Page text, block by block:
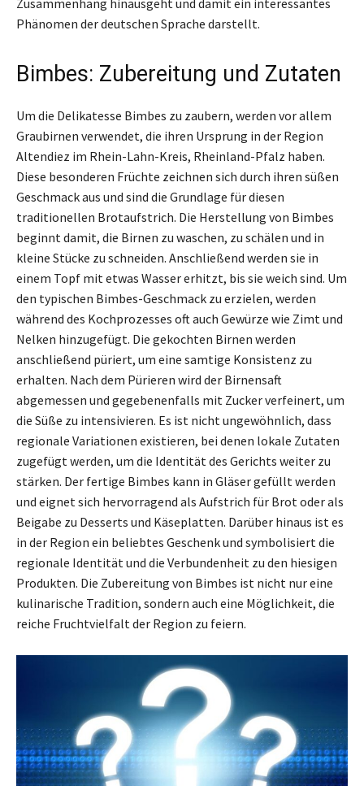
Phänomen der deutschen Sprache darstellt.
Bimbes: Zubereitung und Zutaten
Um die Delikatesse Bimbes zu zaubern, werden vor allem
Graubirnen verwendet, die ihren Ursprung in der Region
Altendiez im Rhein-Lahn-Kreis, Rheinland-Pfalz haben.
Diese besonderen Früchte zeichnen sich durch ihren süßen
Geschmack aus und sind die Grundlage für diesen
traditionellen Brotaufstrich. Die Herstellung von Bimbes
beginnt damit, die Birnen zu waschen, zu schälen und in
kleine Stücke zu schneiden. Anschließend werden sie in
einem Topf mit etwas Wasser erhitzt, bis sie weich sind. Um
den typischen Bimbes-Geschmack zu erzielen, werden
während des Kochprozesses oft auch Gewürze wie Zimt und
Nelken hinzugefügt. Die gekochten Birnen werden
anschließend püriert, um eine samtige Konsistenz zu
erhalten. Nach dem Pürieren wird der Birnensaft
abgemessen und gegebenenfalls mit Zucker verfeinert, um
die Süße zu intensivieren. Es ist nicht ungewöhnlich, dass
regionale Variationen existieren, bei denen lokale Zutaten
zugefügt werden, um die Identität des Gerichts weiter zu
stärken. Der fertige Bimbes kann in Gläser gefüllt werden
und eignet sich hervorragend als Aufstrich für Brot oder als
Beigabe zu Desserts und Käseplatten. Darüber hinaus ist es
in der Region ein beliebtes Geschenk und symbolisiert die
regionale Identität und die Verbundenheit zu den hiesigen
Produkten. Die Zubereitung von Bimbes ist nicht nur eine
kulinarische Tradition, sondern auch eine Möglichkeit, die
reiche Fruchtvielfalt der Region zu feiern.